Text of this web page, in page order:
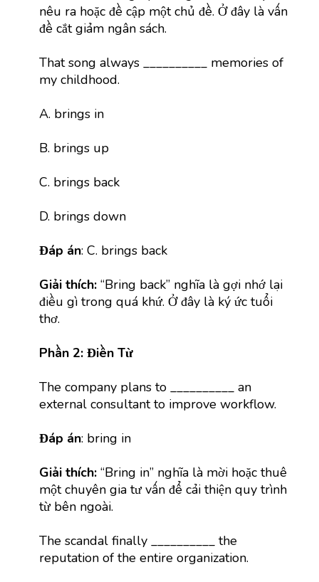
nêu ra hoặc đề cập một chủ đề. Ở đây là vấn
đề cắt giảm ngân sách.
That song always __________ memories of
my childhood.
A. brings in
B. brings up
C. brings back
D. brings down
Đáp án: C. brings back
Giải thích:“Bring back” nghĩa là gợi nhớ lại
điều gì trong quá khứ. Ở đây là ký ức tuổi
thơ.
Phần 2: Điền Từ
The company plans to __________ an
external consultant to improve workflow.
Đáp án: bring in
Giải thích:“Bring in” nghĩa là mời hoặc thuê
một chuyên gia tư vấn để cải thiện quy trình
từ bên ngoài.
The scandal finally __________ the
reputation of the entire organization.